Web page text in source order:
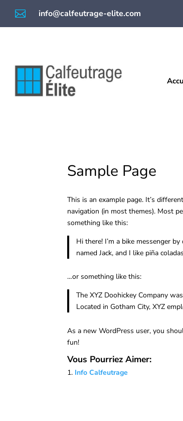
 info@calfeutrage-elite.com
Sample Page
This is an example page. It’s
navigation (in most themes). Most
something like this:
Hi there! I’m a bike messenger
named Jack, and I like piña
…or something like this:
The XYZ Doohickey Company
Located in Gotham City, XYZ
As a new WordPress user, you
fun!
Vous Pourriez Aimer:
Info Calfeutrage